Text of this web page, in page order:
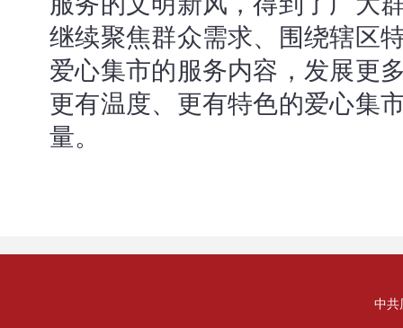
继续聚焦群众需求、围绕辖区
爱心集市的服务内容，发展更
更有温度、更有特色的爱心集
量。
中共